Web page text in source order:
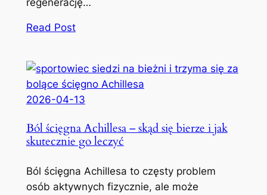
Read Post
2026-04-13
Ból ścięgna Achillesa – skąd się bierze i jak
skutecznie go leczyć
Ból ścięgna Achillesa to częsty problem
osób aktywnych fizycznie, ale może